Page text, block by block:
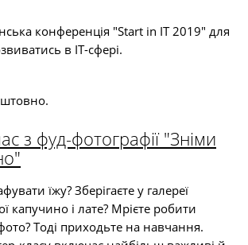
конференція "Start in IT 2019" для
в ІТ-сфері.
з фуд-фотографії "Зніми
їжу? Зберігаєте у галереї
капучино і лате? Мрієте робити
Тоді приходьте на навчання.